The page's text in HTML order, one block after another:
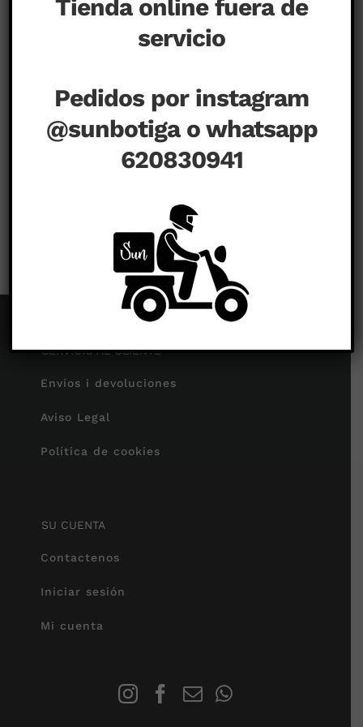
Comentarios desactivadosen
SERVICIO AL CLIENTE
Envíos i devoluciones
Aviso Legal
Política de cookies
SU CUENTA
Contactenos
Iniciar sesión
Mi cuenta
Tienda online fuera de
servicio
Pedidos por instagram
@sunbotiga o whatsapp
620830941